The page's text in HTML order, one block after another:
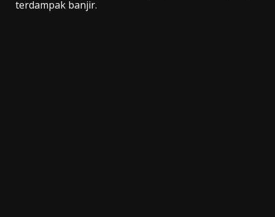
terdampak banjir.